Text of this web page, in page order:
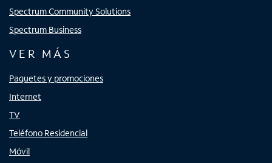
Spectrum Community Solutions
Spectrum Business
VER MÁS
Paquetes y promociones
Internet
TV
Teléfono Residencial
Móvil